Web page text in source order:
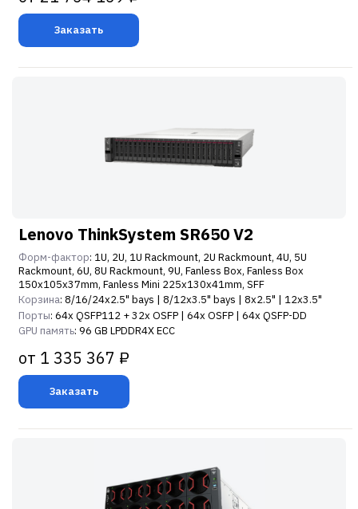
Заказать
Lenovo ThinkSystem SR650 V2
Форм-фактор: 1U, 2U, 1U Rackmount, 2U Rackmount, 4U, 5U
Rackmount, 6U, 8U Rackmount, 9U, Fanless Box, Fanless Box
150x105x37mm, Fanless Mini 225x130x41mm, SFF
Корзина: 8/16/24x2.5" bays | 8/12x3.5" bays | 8x2.5" | 12x3.5"
Порты: 64x QSFP112 + 32x OSFP | 64x OSFP | 64x QSFP-DD
GPU память: 96 GB LPDDR4X ECC
от 1 335 367 ₽
Заказать